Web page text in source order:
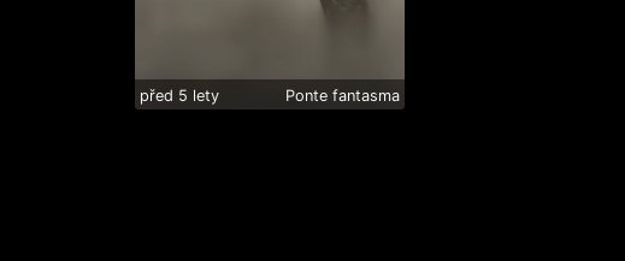
před 5 lety Ponte fantasma